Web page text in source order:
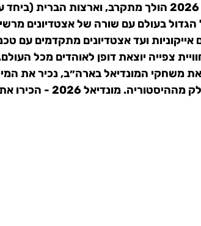
מונדיאל 2026 הולך מתקרב, וארצות
הגדול בעולם עם שורה של אצטדיונים
אייקוניות ועד אצטדיונים מתקדמים עם
צפייה יוצאת דופן לאוהדים מכל
משחקי המונדיאל בארה״ב, נכיר את
מונדיאל 2026 - הכירו את האיצטדיונים!